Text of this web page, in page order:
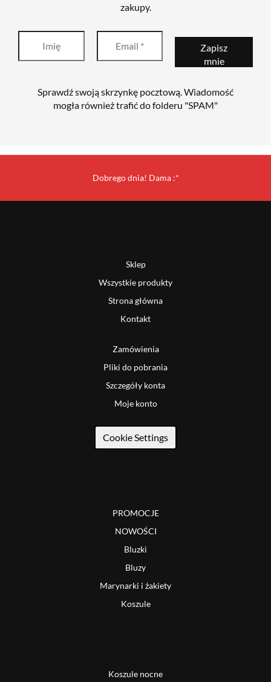
zakupy.
Sprawdź swoją skrzynkę pocztową. Wiadomość
mogła również trafić do folderu "SPAM"
Dobrego dnia! Dama :*
Sklep
Wszystkie produkty
Strona główna
Kontakt
Zamówienia
Pliki do pobrania
Szczegóły konta
Moje konto
Cookie Settings
PROMOCJE
NOWOŚCI
Bluzki
Bluzy
Marynarki i żakiety
Koszule
Koszule nocne